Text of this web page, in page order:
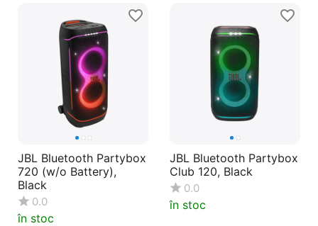
JBL Bluetooth Partybox
720 (w/o Battery),
Black
0.0
în stoc
JBL Bluetooth Partybox
Club 120, Black
0.0
în stoc